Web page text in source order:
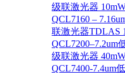
级联激光器
QCL7160 –
联激光器TDLAS
QCL7200–7.2um
级联激光器
QCL7400-7.4um